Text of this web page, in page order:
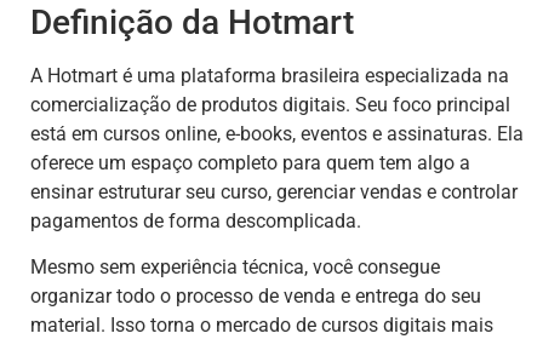
Definição da Hotmart
A Hotmart é uma plataforma brasileira especializada na
comercialização de produtos digitais. Seu foco principal
está em cursos online, e-books, eventos e assinaturas. Ela
oferece um espaço completo para quem tem algo a
ensinar estruturar seu curso, gerenciar vendas e controlar
pagamentos de forma descomplicada.
Mesmo sem experiência técnica, você consegue
organizar todo o processo de venda e entrega do seu
material. Isso torna o mercado de cursos digitais mais